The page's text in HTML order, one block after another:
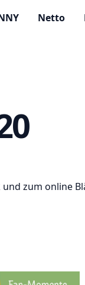
Netto
und zum online